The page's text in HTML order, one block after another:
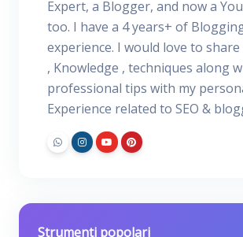
Expert, a Blogger, and now a
too. I have a 4 years+ of
experience. I would love to share
, Knowledge , techniques along
professional tips with my
Experience related to SEO &
Strumenti popolari